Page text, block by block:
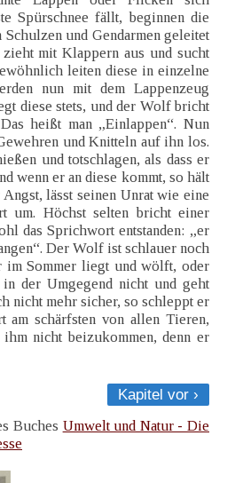
Spürschnee fällt, beginnen die
und Gendarmen geleitet
mit Klappern aus und sucht
leiten diese in einzelne
nun mit dem Lappenzeug
diese stets, und der Wolf bricht
heißt man „Einlappen“. Nun
und Knitteln auf ihn los.
und totschlagen, als dass er
wenn er an diese kommt, so hält
lässt seinen Unrat wie eine
um. Höchst selten bricht einer
das Sprichwort entstanden: „er
Der Wolf ist schlauer noch
im Sommer liegt und wölft, oder
der Umgegend nicht und geht
nicht mehr sicher, so schleppt er
am schärfsten von allen Tieren,
nicht beizukommen, denn er
Kapitel vor ›
Buches Umwelt und Natur - Die